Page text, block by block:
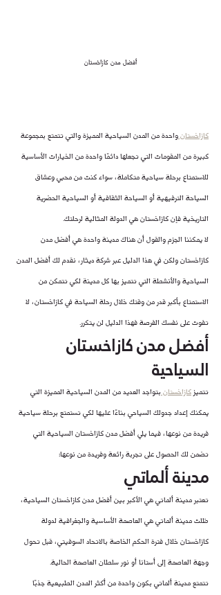
أفضل مدن كازاخستان
كازاخستان واحدة من المدن السياحية المميزة والتي تتمتع بمجموعة
كبيرة من المقومات التي تجعلها دائمًا واحدة من الخيارات الأساسية
للاستمتاع برحلة سياحية متكاملة، سواء كنت من محبي وعشاق
السياحة الترفيهية أو السياحة الثقافية أو السياحية الحضرية
التاريخية فإن كازاخستان هي الدولة المثالية لرحلتك.
لا يمكننا الجزم والقول أن هناك مدينة واحدة هي أفضل مدن
كازاخستان ولكن في هذا الدليل عبر شركة ديثار، نقدم لك أفضل المدن
السياحية والأنشطة التي تتميز بها كل مدينة لكي تتمكن من
الاستمتاع بأكبر قدر من وقتك خلال رحلة السياحة في كازاخستان، لا
تفوت على نفسك الفرصة فهذا الدليل لن يتكرر.
أفضل مدن كازاخستان
السياحية
تتميز كازاخستان بتواجد العديد من المدن السياحية المميزة التي
يمكنك إعداد جدولك السياحي بناءًا عليها لكي تستمتع برحلة سياحية
فريدة من نوعها، فيما يلي أفضل مدن كازاخستان السياحية التي
تضمن لك الحصول على تجربة رائعة وفريدة من نوعها:
مدينة ألماتي
تعتبر مدينة ألماتي هي الأكبر بين أفضل مدن كازاخستان السياحية،
ظلت مدينة ألماتي هي العاصمة الأساسية والجغرافية لدولة
كازاخستان خلال فترة الحكم الخاصة بالاتحاد السوفيتي، قبل تحول
وجهة العاصمة إلى أستانا أو نور سلطان العاصمة الحالية.
تتمتع مدينة ألماتي بكون واحدة من أكثر المدن الطبيعية جذبًا